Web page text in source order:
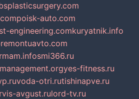
poisk-auto.com
engineering.comkuryatnik.info
smi366.ru
yes-fitness.ru
voda-otri.rutishinapve.ru
avgust.rulord-tv.ru